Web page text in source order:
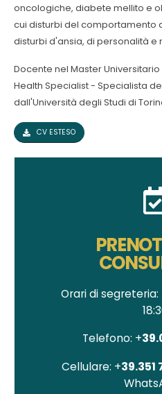
oncologiche, diabete mellito e
cui disturbi del comportamento
disturbi d'ansia, di personalità e
Docente nel Master
Health Specialist - Specialista
dall'Università degli Studi di
CV ESTESO
Orari di segreteria:
Telefono: +
Cellulare: +39.351